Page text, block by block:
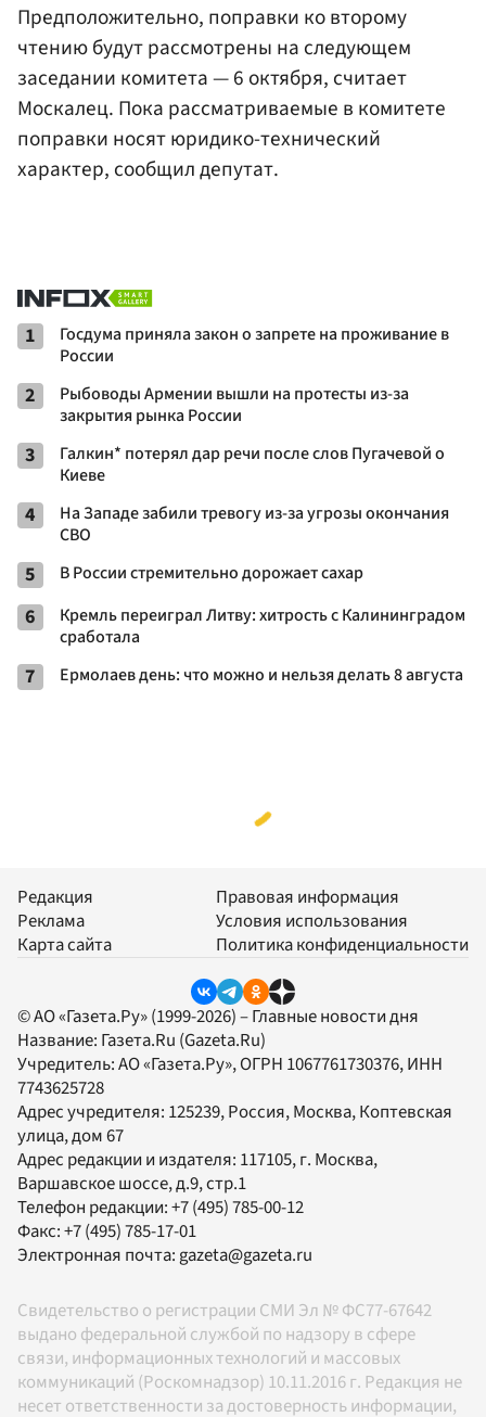
Предположительно, поправки ко второму
чтению будут рассмотрены на следующем
заседании комитета — 6 октября, считает
Москалец. Пока рассматриваемые в комитете
поправки носят юридико-технический
характер, сообщил депутат.
1
Госдума приняла закон о запрете на проживание в
России
2
Рыбоводы Армении вышли на протесты из-за
закрытия рынка России
3
Галкин* потерял дар речи после слов Пугачевой о
Киеве
4
На Западе забили тревогу из-за угрозы окончания
СВО
5 В России стремительно дорожает сахар
6
Кремль переиграл Литву: хитрость с Калининградом
сработала
7 Ермолаев день: что можно и нельзя делать 8 августа
Редакция
Реклама
Карта сайта
Правовая информация
Условия использования
Политика конфиденциальности
© АО «Газета.Ру» (1999-2026) – Главные новости дня
Название: Газета.Ru (Gazeta.Ru)
Учредитель:АО «Газета.Ру», ОГРН 1067761730376, ИНН
7743625728
Адрес учредителя: 125239, Россия, Москва, Коптевская
улица, дом 67
Адрес редакции и издателя: 117105, г. Москва,
Варшавское шоссе, д.9, стр.1
Телефон редакции:+7 (495) 785-00-12
Факс:+7 (495) 785-17-01
Электронная почта:gazeta@gazeta.ru
Свидетельство о регистрации СМИ Эл № ФС77-67642
выдано федеральной службой по надзору в сфере
связи, информационных технологий и массовых
коммуникаций (Роскомнадзор) 10.11.2016 г. Редакция не
несет ответственности за достоверность информации,